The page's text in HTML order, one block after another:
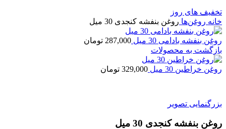
تخفیف های روز
خانه روغن‌ها روغن بنفشه کنجدی 30 میل
روغن بنفشه بادامی 30 میل 287,000 تومان
بازگشت به محصولات
روغن خراطین 30 میل 329,000 تومان
بزرگنمایی تصویر
روغن بنفشه کنجدی 30 میل